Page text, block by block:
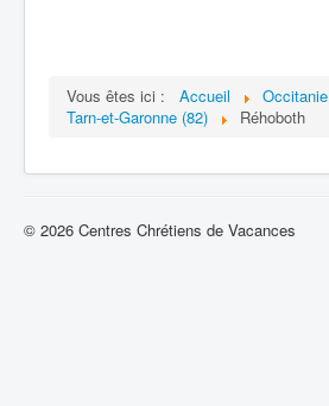
Vous êtes ici : Accueil
Occitanie
Tarn-et-Garonne (82)
Réhoboth
© 2026 Centres Chrétiens de Vacances